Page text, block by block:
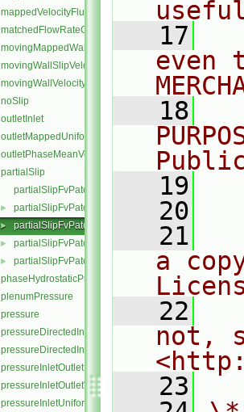
mappedVelocityFlux
matchedFlowRateOutletVelocity
movingMappedWallVelocity
movingWallSlipVelocity
movingWallVelocity
noSlip
outletInlet
outletMappedUniformInlet
outletPhaseMeanVelocity
partialSlip
partialSlipFvPatchField.C
► partialSlipFvPatchField.H
► partialSlipFvPatchFields.C
► partialSlipFvPatchFields.H
► partialSlipFvPatchFieldsFwd.H
phaseHydrostaticPressure
plenumPressure
pressure
pressureDirectedInletOutletVelocity
pressureDirectedInletVelocity
pressureInletOutletParSlipVelocity
pressureInletOutletVelocity
pressureInletUniformVelocity
   17
even
   18
   19
   20
   21
a
   22
not,
   23